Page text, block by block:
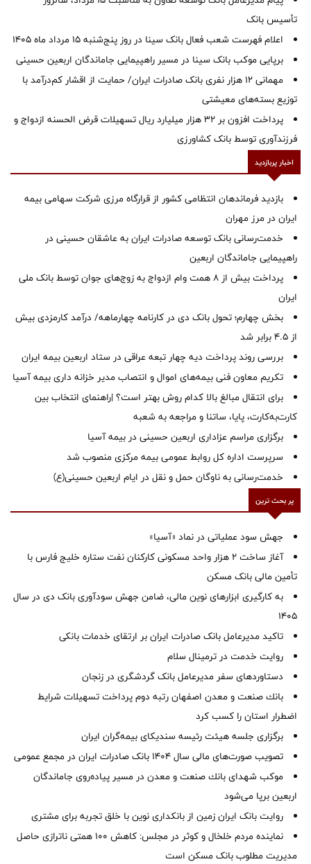
تأسیس بانک
اعلام فهرست شعب فعال بانک سینا در روز پنج‌شنبه 15 مرداد ماه 1405
برپایی موکب بانک سینا در مسیر راهپیمایی جاماندگان اربعین حسینی
مهمانی ۱۲ هزار نفری بانک صادرات ایران/ حمایت از اقشار کم‌درآمد با
توزیع بسته‌های معیشتی
پرداخت افزون بر 32 هزار میلیارد ریال تسهیلات قرض الحسنه ازدواج و
فرزندآوری توسط بانک کشاورزی
اخبار پربازدید
بازدید فرماندهان انتظامی کشور از قرارگاه مرزی شرکت سهامی بیمه
ایران در مرز مهران
خدمت‌رسانی بانک توسعه صادرات ایران به عاشقان حسینی در
راهپیمایی جاماندگان اربعین
پرداخت بیش از ۸ همت وام ازدواج به زوج‌های جوان توسط بانک ملی
ایران
بخش چهارم؛ تحول بانک دی در کارنامه چهارماهه/ درآمد کارمزدی بیش
از ۴.۵ برابر شد
بررسی روند پرداخت دیه چهار تبعه عراقی در ستاد اربعین بیمه ایران
تکریم معاون فنی بیمه‌های اموال و انتصاب مدیر خزانه داری بیمه آسیا
برای انتقال مبالغ بالا کدام روش بهتر است؟ |راهنمای انتخاب بین
کارت‌به‌کارت، پایا، ساتنا و مراجعه به شعبه
برگزاری مراسم عزاداری اربعین حسینی در بیمه آسیا
سرپرست اداره کل روابط عمومی بیمه مرکزی منصوب شد
خدمت‌رسانی به ناوگان حمل و نقل در ایام اربعین حسینی(ع)
پر بحث ترین
جهش سود عملیاتی در نماد «آسیا»
آغاز ساخت ۲ هزار واحد مسکونی کارکنان نفت ستاره خلیج فارس با
تأمین مالی بانک مسکن
به کارگیری ابزارهای نوین مالی، ضامن جهش سودآوری بانک دی در سال
1405
تاکید مدیرعامل بانک صادرات ایران بر ارتقای خدمات بانکی
روایت خدمت در ترمینال سلام
دستاوردهای سفر مدیرعامل بانک گردشگری در زنجان
بانك صنعت و معدن اصفهان رتبه دوم پرداخت تسهیلات شرایط
اضطرار استان را كسب كرد
برگزاری جلسه هیئت رئیسه سندیکای بیمه‌گران ایران
تصویب صورت‌های مالی سال ۱۴۰۴ بانک صادرات ایران در مجمع عمومی
موكب شهدای بانك صنعت و معدن در مسیر پیاده‌روی جاماندگان
اربعین برپا می‌شود
روایت بانک ایران زمین از بانکداری نوین با خلق تجربه برای مشتری
نماینده مردم خلخال و کوثر در مجلس: کاهش ۱۰۰ همتی ناترازی حاصل
مدیریت مطلوب بانک مسکن است